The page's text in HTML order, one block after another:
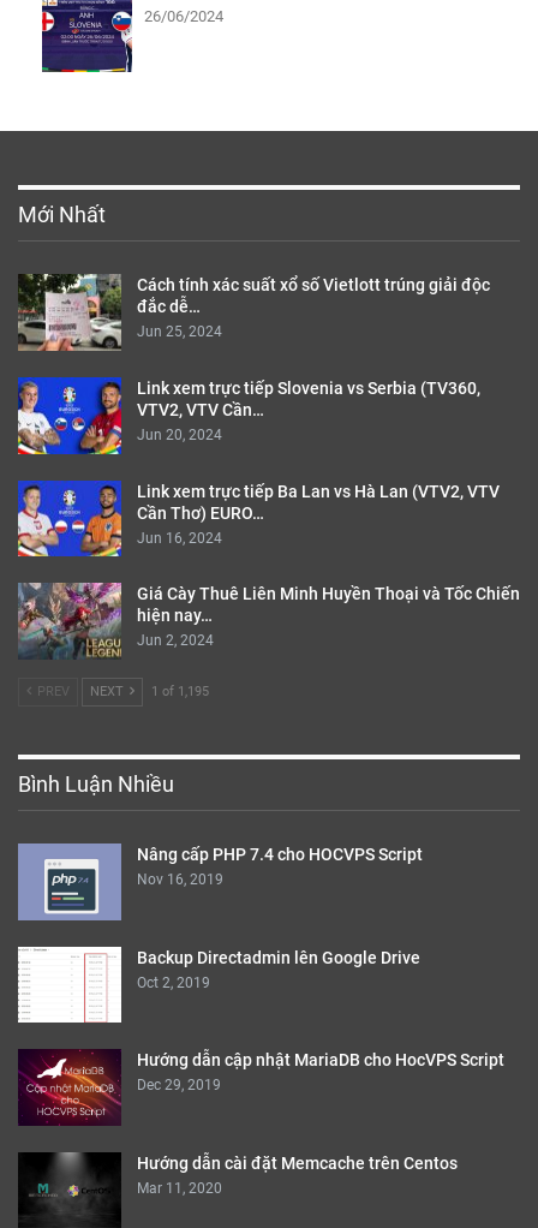
26/06/2024
Mới Nhất
Cách tính xác suất xổ số Vietlott trúng giải độc
đắc dễ…
Jun 25, 2024
Link xem trực tiếp Slovenia vs Serbia (TV360,
VTV2, VTV Cần…
Jun 20, 2024
Link xem trực tiếp Ba Lan vs Hà Lan (VTV2, VTV
Cần Thơ) EURO…
Jun 16, 2024
Giá Cày Thuê Liên Minh Huyền Thoại và Tốc Chiến
hiện nay…
Jun 2, 2024
PREV NEXT 1 of 1,195
Bình Luận Nhiều
Nâng cấp PHP 7.4 cho HOCVPS Script
Nov 16, 2019
Backup Directadmin lên Google Drive
Oct 2, 2019
Hướng dẫn cập nhật MariaDB cho HocVPS Script
Dec 29, 2019
Hướng dẫn cài đặt Memcache trên Centos
Mar 11, 2020